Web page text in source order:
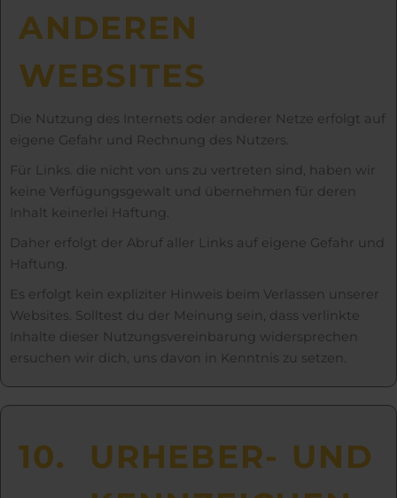
ANDEREN
WEBSITES
Die Nutzung des Internets oder anderer Netze erfolgt auf
eigene Gefahr und Rechnung des Nutzers.
Für Links. die nicht von uns zu vertreten sind, haben wir
keine Verfügungsgewalt und übernehmen für deren
Inhalt keinerlei Haftung.
Daher erfolgt der Abruf aller Links auf eigene Gefahr und
Haftung.
Es erfolgt kein expliziter Hinweis beim Verlassen unserer
Websites. Solltest du der Meinung sein, dass verlinkte
Inhalte dieser Nutzungsvereinbarung widersprechen
ersuchen wir dich, uns davon in Kenntnis zu setzen.
10.
URHEBER- UND